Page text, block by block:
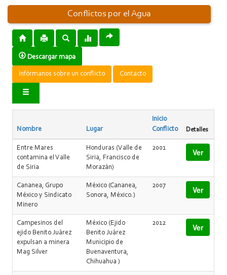
Conflictos por el Agua
Descargar mapa
Infórmanos sobre un conflicto Contacto
Nombre Lugar
Inicio
Conflicto
Detalles
Entre Mares
contamina el Valle
de Siria
Honduras (Valle de
Siria, Francisco de
Morazán)
2001 Ver
Cananea, Grupo
México y Sindicato
Minero
México (Cananea,
Sonora, México.)
2007 Ver
Campesinos del
ejido Benito Juárez
expulsan a minera
Mag Silver
México (Ejido
Benito Juárez
Municipio de
Buenaventura,
Chihuahua )
2012 Ver